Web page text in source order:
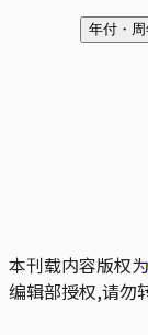
年付・
本刊载内容版权为
编辑部授权,请勿